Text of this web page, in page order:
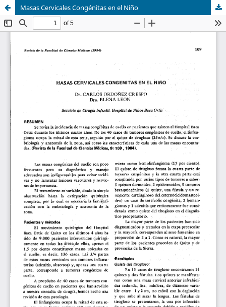
Masas Cervicales Congénitas en el Niño